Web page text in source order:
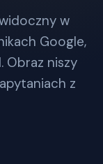
w
Google,
Obraz niszy
z